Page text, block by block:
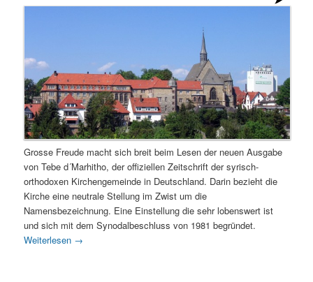
Grosse Freude macht sich breit beim Lesen der neuen Ausgabe
von Tebe d´Marhitho, der offiziellen Zeitschrift der syrisch-
orthodoxen Kirchengemeinde in Deutschland. Darin bezieht die
Kirche eine neutrale Stellung im Zwist um die
Namensbezeichnung. Eine Einstellung die sehr lobenswert ist
und sich mit dem Synodalbeschluss von 1981 begründet.
Weiterlesen →